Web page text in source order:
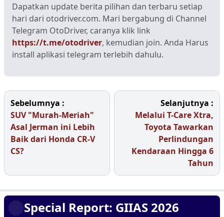
Dapatkan update berita pilihan dan terbaru setiap
hari dari otodriver.com. Mari bergabung di Channel
Telegram OtoDriver, caranya klik link
https://t.me/otodriver, kemudian join. Anda Harus
install aplikasi telegram terlebih dahulu.
Sebelumnya :
SUV "Murah-Meriah"
Asal Jerman ini Lebih
Baik dari Honda CR-V
CS?
Selanjutnya :
Melalui T-Care Xtra,
Toyota Tawarkan
Perlindungan
Kendaraan Hingga 6
Tahun
Special Report: GIIAS 2026